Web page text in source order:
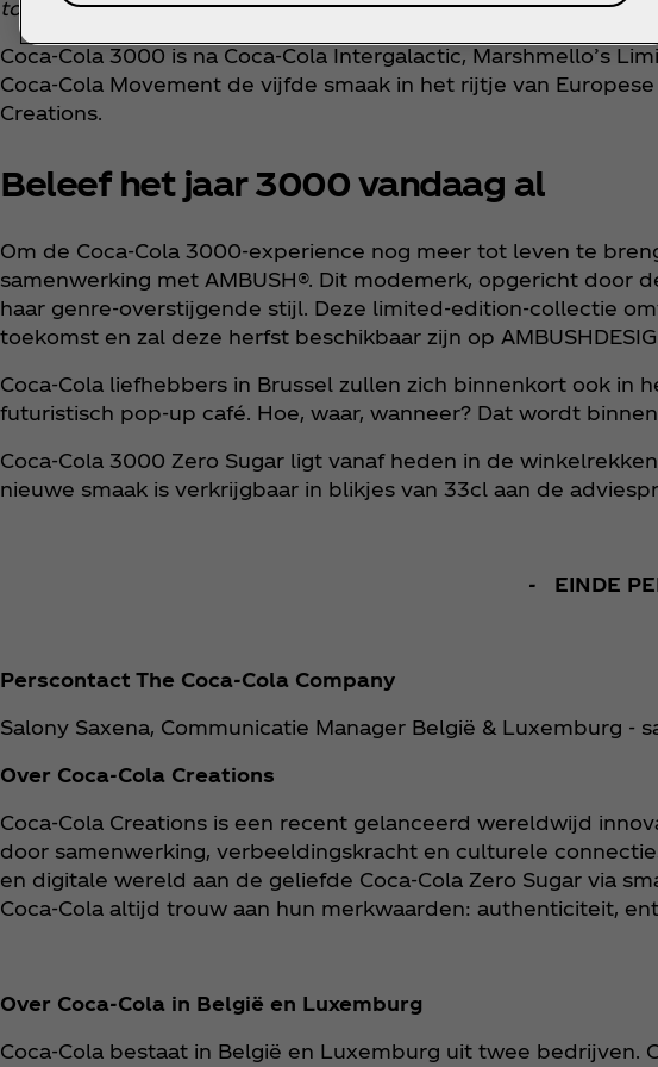
toekomstmogelijkheden er nog zijn.”— Aline Lemaire,
Coca‑Cola 3000 is na Coca‑Cola Intergalactic, Marshmello’s
Coca‑Cola Movement de vijfde smaak in het rijtje van
Creations.
Beleef het jaar 3000 vandaag al
Om de Coca‑Cola 3000-experience nog meer tot leven te
samenwerking met AMBUSH®. Dit modemerk, opgericht door
haar genre-overstijgende stijl. Deze limited-edition-collectie
toekomst en zal deze herfst beschikbaar zijn op
Coca‑Cola liefhebbers in Brussel zullen zich binnenkort ook
futuristisch pop-up café. Hoe, waar, wanneer? Dat wordt
Coca‑Cola 3000 Zero Sugar ligt vanaf heden in de
nieuwe smaak is verkrijgbaar in blikjes van 33cl aan de
- EINDE
Perscontact The Coca‑Cola Company
Salony Saxena, Communicatie Manager België & Luxemburg -
Over Coca‑Cola Creations
Coca‑Cola Creations is een recent gelanceerd wereldwijd
door samenwerking, verbeeldingskracht en culturele
en digitale wereld aan de geliefde Coca‑Cola Zero Sugar via
Coca‑Cola altijd trouw aan hun merkwaarden: authenticiteit,
Over Coca‑Cola in België en Luxemburg
Coca‑Cola bestaat in België en Luxemburg uit twee bedrijven.